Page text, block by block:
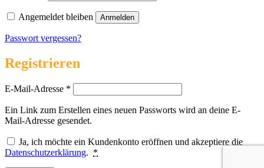
Angemeldet bleiben Anmelden
Passwort vergessen?
Registrieren
E-Mail-Adresse *
Ein Link zum Erstellen eines neuen Passworts wird an deine E-
Mail-Adresse gesendet.
Ja, ich möchte ein Kundenkonto eröffnen und akzeptiere die
Datenschutzerklärung. *